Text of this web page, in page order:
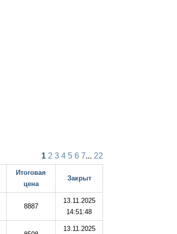
1 2 3 4 5 6 7... 22
Итоговая
цена
Закрыт
8887
13.11.2025
14:51:48
13.11.2025